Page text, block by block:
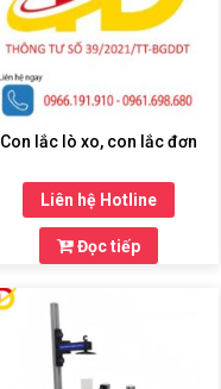
Con lắc lò xo, con lắc đơn
Liên hệ Hotline
Đọc tiếp